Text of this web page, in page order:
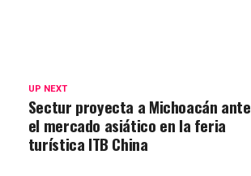
UP NEXT
Sectur proyecta a Michoacán ante
el mercado asiático en la feria
turística ITB China